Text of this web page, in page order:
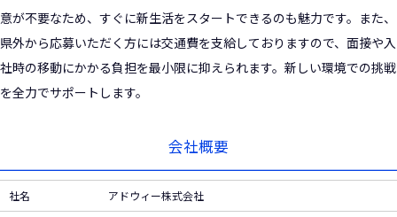
意が不要なため、すぐに新生活をスタートできるのも魅力です。また、
県外から応募いただく方には交通費を支給しておりますので、面接や入
社時の移動にかかる負担を最小限に抑えられます。新しい環境での挑戦
を全力でサポートします。
会社概要
社名 アドウィー株式会社